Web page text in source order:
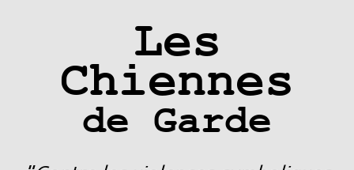
Les
Chiennes
de Garde